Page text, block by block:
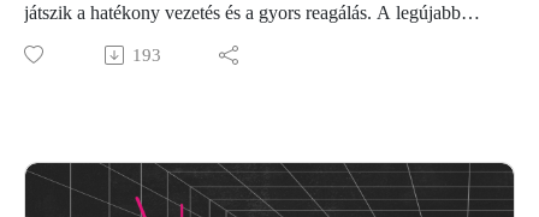
játszik a hatékony vezetés és a gyors reagálás. A legújabb
Deutsche Telekom IT Solutions Unmute All Podcastban
Szabó László, üzemeltetési vezető osztja meg tapasztalatait
eléréséhez!
193